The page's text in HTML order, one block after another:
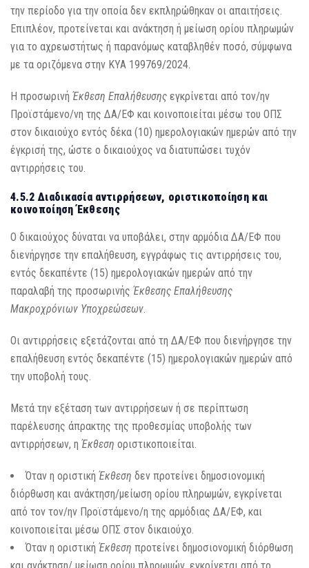
την περίοδο για την οποία δεν εκπληρώθηκαν οι απαιτήσεις.
Επιπλέον, προτείνεται και ανάκτηση ή μείωση ορίου πληρωμών
για το αχρεωστήτως ή παρανόμως καταβληθέν ποσό, σύμφωνα
με τα οριζόμενα στην ΚΥΑ 199769/2024.
Η προσωρινή Έκθεση Επαλήθευσης εγκρίνεται από τον/ην
Προϊστάμενο/νη της ΔΑ/ΕΦ και κοινοποιείται μέσω του ΟΠΣ
στον δικαιούχο εντός δέκα (10) ημερολογιακών ημερών από την
έγκρισή της, ώστε ο δικαιούχος να διατυπώσει τυχόν
αντιρρήσεις του.
4.5.2 Διαδικασία αντιρρήσεων, οριστικοποίηση και
κοινοποίηση Έκθεσης
Ο δικαιούχος δύναται να υποβάλει, στην αρμόδια ΔΑ/ΕΦ που
διενήργησε την επαλήθευση, εγγράφως τις αντιρρήσεις του,
εντός δεκαπέντε (15) ημερολογιακών ημερών από την
παραλαβή της προσωρινής Έκθεσης Επαλήθευσης
Μακροχρόνιων Υποχρεώσεων.
Οι αντιρρήσεις εξετάζονται από τη ΔΑ/ΕΦ που διενήργησε την
επαλήθευση εντός δεκαπέντε (15) ημερολογιακών ημερών από
την υποβολή τους.
Μετά την εξέταση των αντιρρήσεων ή σε περίπτωση
παρέλευσης άπρακτης της προθεσμίας υποβολής των
αντιρρήσεων, η Έκθεση οριστικοποιείται.
Όταν η οριστική Έκθεση δεν προτείνει δημοσιονομική
διόρθωση και ανάκτηση/μείωση ορίου πληρωμών, εγκρίνεται
από τον τον/ην Προϊστάμενο/η της αρμόδιας ΔΑ/ΕΦ, και
κοινοποιείται μέσω ΟΠΣ στον δικαιούχο.
Όταν η οριστική Έκθεση προτείνει δημοσιονομική διόρθωση